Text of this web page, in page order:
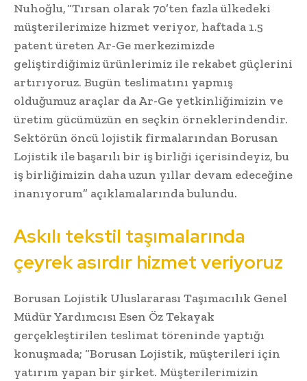
Nuhoğlu, “Tırsan olarak 70’ten fazla ülkedeki
müşterilerimize hizmet veriyor, haftada 1.5
patent üreten Ar-Ge merkezimizde
geliştirdiğimiz ürünlerimiz ile rekabet güçlerini
artırıyoruz. Bugün teslimatını yapmış
olduğumuz araçlar da Ar-Ge yetkinliğimizin ve
üretim gücümüzün en seçkin örneklerindendir.
Sektörün öncü lojistik firmalarından Borusan
Lojistik ile başarılı bir iş birliği içerisindeyiz, bu
iş birliğimizin daha uzun yıllar devam edeceğine
inanıyorum” açıklamalarında bulundu.
Askılı tekstil taşımalarında
çeyrek asırdır hizmet veriyoruz
Borusan Lojistik Uluslararası Taşımacılık Genel
Müdür Yardımcısı Esen Öz Tekayak
gerçekleştirilen teslimat töreninde yaptığı
konuşmada; “Borusan Lojistik, müşterileri için
yatırım yapan bir şirket. Müşterilerimizin